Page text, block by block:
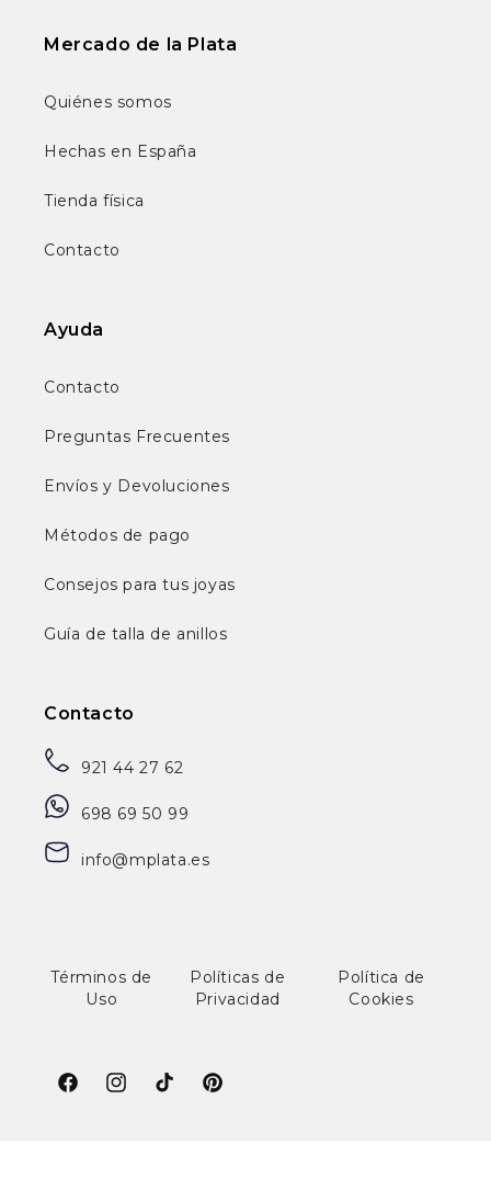
Mercado de la Plata
Quiénes somos
Hechas en España
Tienda física
Contacto
Ayuda
Contacto
Preguntas Frecuentes
Envíos y Devoluciones
Métodos de pago
Consejos para tus joyas
Guía de talla de anillos
Contacto
921 44 27 62
698 69 50 99
info@mplata.es
Términos de
Uso
Políticas de
Privacidad
Política de
Cookies
FacebookInstagram
TikTok Pinterest